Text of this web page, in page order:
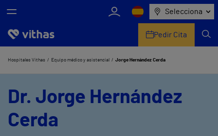
Selecciona
Nosotros
Pedir Cita
Hospitales Vithas Equipo médico y asistencial Jorge Hernández Cerda
Dr. Jorge Hernández
Cerda